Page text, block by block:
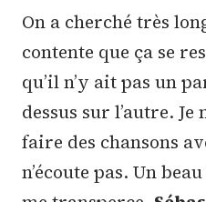
On a cherché très
contente que ça se
qu’il n’y ait pas un
dessus sur l’autre.
faire des chansons
n’écoute pas. Un